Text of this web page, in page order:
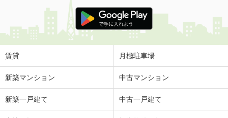
賃貸 月極駐車場
新築マンション 中古マンション
新築一戸建て 中古一戸建て